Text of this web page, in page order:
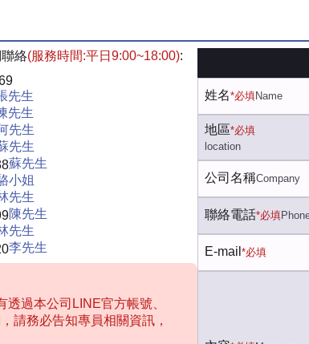
絡(服務時間:平日9:00~18:00):
先生
先生
先生
先生
蘇先生
小姐
先生
陳先生
先生
李先生
過本公司LINE官方帳號、
請務必告知專員相關資訊，
姓名*必填Name
地區*必填
location
公司名稱Company
聯絡電話*必填
E-mail *必填